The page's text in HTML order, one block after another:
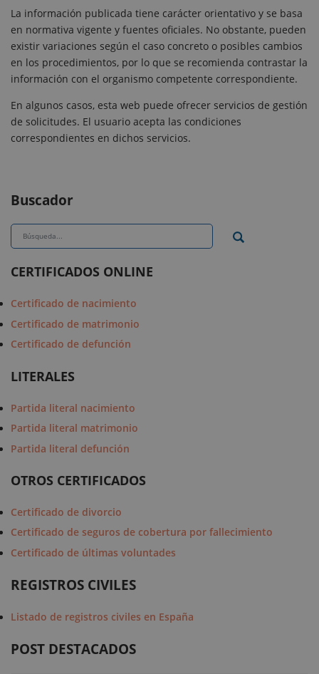
La información publicada tiene carácter orientativo y se basa
en normativa vigente y fuentes oficiales. No obstante, pueden
existir variaciones según el caso concreto o posibles cambios
en los procedimientos, por lo que se recomienda contrastar la
información con el organismo competente correspondiente.
En algunos casos, esta web puede ofrecer servicios de gestión
de solicitudes. El usuario acepta las condiciones
correspondientes en dichos servicios.
Buscador
CERTIFICADOS ONLINE
Certificado de nacimiento
Certificado de matrimonio
Certificado de defunción
LITERALES
Partida literal nacimiento
Partida literal matrimonio
Partida literal defunción
OTROS CERTIFICADOS
Certificado de divorcio
Certificado de seguros de cobertura por fallecimiento
Certificado de últimas voluntades
REGISTROS CIVILES
Listado de registros civiles en España
POST DESTACADOS